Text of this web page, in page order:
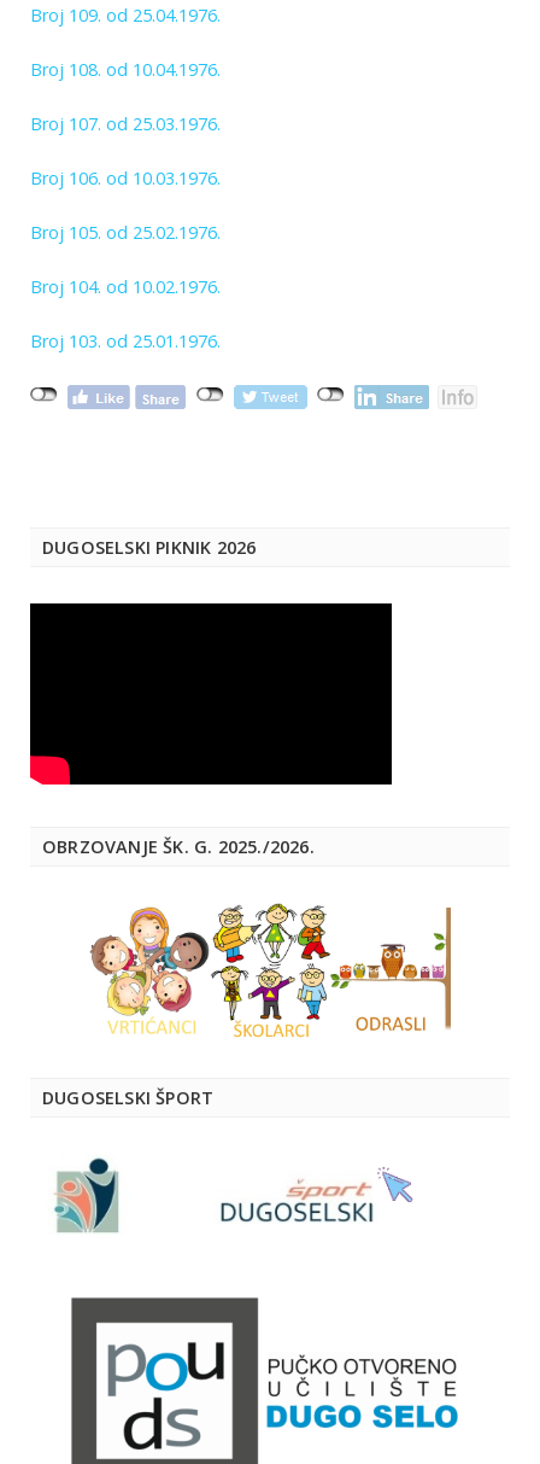
Broj 109. od 25.04.1976.
Broj 108. od 10.04.1976.
Broj 107. od 25.03.1976.
Broj 106. od 10.03.1976.
Broj 105. od 25.02.1976.
Broj 104. od 10.02.1976.
Broj 103. od 25.01.1976.
DUGOSELSKI PIKNIK 2026
OBRZOVANJE ŠK. G. 2025./2026.
DUGOSELSKI ŠPORT